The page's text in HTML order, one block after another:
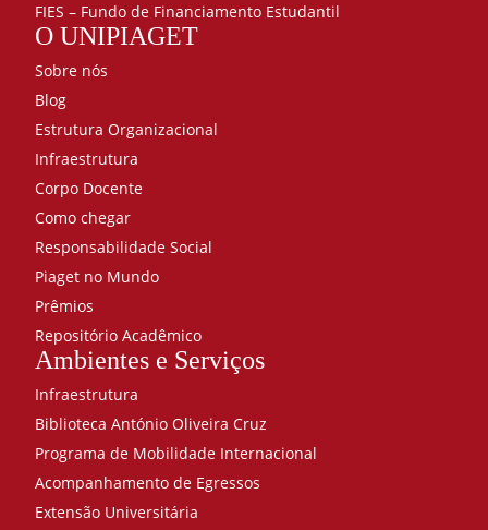
Segurança
do
Trabalho
40
Informática:
Algoritmos e
Programação
80
Introdução
à
Engenharia
40
Legislação
Empresarial
40
Linguagem
de
Programação
40
Matemática
Financeira
FIES – Fundo de Financiamento Estudantil
O UNIPIAGET
Sobre nós
Blog
Estrutura Organizacional
Infraestrutura
Corpo Docente
Como chegar
Responsabilidade Social
Piaget no Mundo
Prêmios
Repositório Acadêmico
Ambientes e Serviços
Infraestrutura
Biblioteca António Oliveira Cruz
Programa de Mobilidade Internacional
Acompanhamento de Egressos
Extensão Universitária